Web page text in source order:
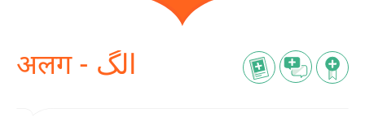
अलग - الگ